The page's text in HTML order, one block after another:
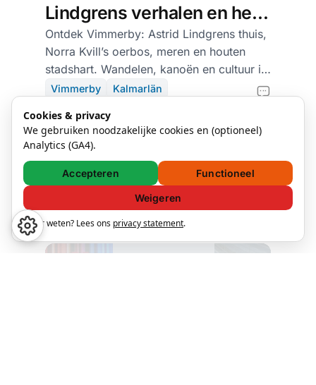
Lindgrens verhalen en het
oerbos van Norra Kvill
Ontdek Vimmerby: Astrid Lindgrens thuis,
Norra Kvill’s oerbos, meren en houten
stadshart. Wandelen, kanoën en cultuur in
Smålands groen.
Vimmerby Kalmarlän
Laad meer
Cookies & privacy
We gebruiken noodzakelijke cookies en (optioneel)
Analytics (GA4).
Accepteren Functioneel
Weigeren
Meer weten? Lees ons privacy statement.